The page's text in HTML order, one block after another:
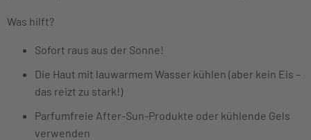
Was hilft?
Sofort raus aus der Sonne!
Die Haut mit lauwarmem Wasser kühlen (aber kein Eis –
das reizt zu stark!)
Parfumfreie After-Sun-Produkte oder kühlende Gels
verwenden